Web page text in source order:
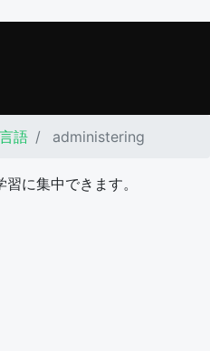
語 administering
に集中できます。